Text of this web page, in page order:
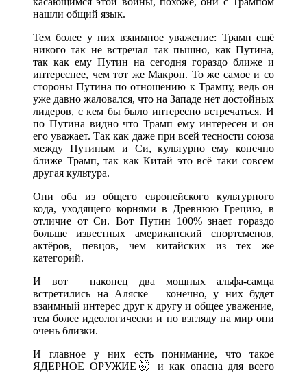
нашли общий язык.
Тем более у них взаимное уважение: Трамп ещё
никого так не встречал так пышно, как Путина,
так как ему Путин на сегодня гораздо ближе и
интереснее, чем тот же Макрон. То же самое и со
стороны Путина по отношению к Трампу, ведь он
уже давно жаловался, что на Западе нет достойных
лидеров, с кем бы было интересно встречаться. И
по Путина видно что Трамп ему интересен и он
его уважает. Так как даже при всей тесности союза
между Путиным и Си, культурно ему конечно
ближе Трамп, так как Китай это всё таки совсем
другая культура.
Они оба из общего европейского культурного
кода, уходящего корнями в Древнюю Грецию, в
отличие от Си. Вот Путин 100% знает гораздо
больше известных американский спортсменов,
актёров, певцов, чем китайских из тех же
категорий.
И вот наконец два мощных альфа-самца
встретились на Аляске— конечно, у них будет
взаимный интерес друг к другу и общее уважение,
тем более идеологически и по взгляду на мир они
очень близки.
И главное у них есть понимание, что такое
ЯДЕРНОЕ ОРУЖИЕ🤯 и как опасна для всего